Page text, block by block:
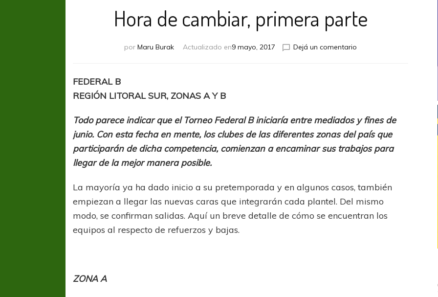
Hora de cambiar, primera parte
por Maru Burak Actualizado en9 mayo, 2017 Dejá un comentario
FEDERAL B
REGIÓN LITORAL SUR, ZONAS A Y B
Todo parece indicar que el Torneo Federal B iniciaría entre mediados y fines de
junio. Con esta fecha en mente, los clubes de las diferentes zonas del país que
participarán de dicha competencia, comienzan a encaminar sus trabajos para
llegar de la mejor manera posible.
La mayoría ya ha dado inicio a su pretemporada y en algunos casos, también
empiezan a llegar las nuevas caras que integrarán cada plantel. Del mismo
modo, se confirman salidas. Aquí un breve detalle de cómo se encuentran los
equipos al respecto de refuerzos y bajas.
ZONA A